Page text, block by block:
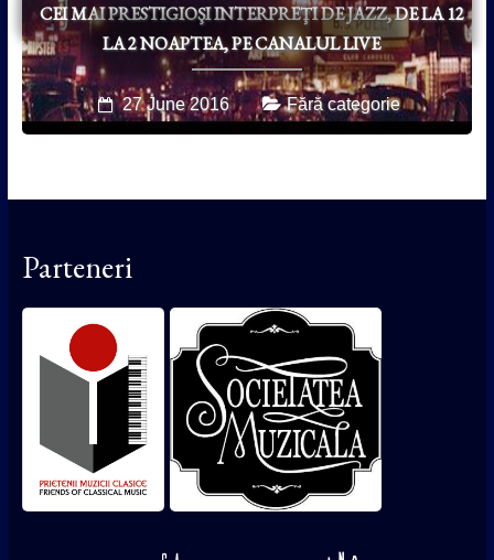
CEI MAI PRESTIGIOŞI INTERPREŢI DE JAZZ, DE LA 12
LA 2 NOAPTEA, PE CANALUL LIVE
27 June 2016 Fără categorie
Parteneri